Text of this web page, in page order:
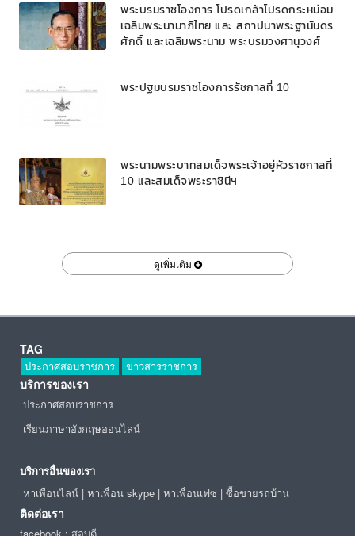
พระบรมราชโองการ โปรดเกล้าโปรดกระหม่อม
เฉลิมพระนามาภิไทย และ สถาปนาพระฐานันดร
ศักดิ์ และเฉลิมพระนาม พระบรมวงศานุวงศ์
พระปฐมบรมราชโองการรัชกาลที่ 10
พระนามพระบาทสมเด็จพระเจ้าอยู่หัวราชกาลที่
10 และสมเด็จพระราชินีฯ
ดูเพิ่มเติม
TAG
ประกาศสอบราชการ ข่าวสารราชการ
บริการของเรา
ประกาศสอบราชการ
เรียนภาษาอังกฤษออนไลน์
บริการอื่นของเรา
หาเพื่อนไลน์ | หาเพื่อน skype | หาเพื่อนเฟซ | ซื้อขายรถบ้าน
ติดต่อเรา
facebook : สอบดี